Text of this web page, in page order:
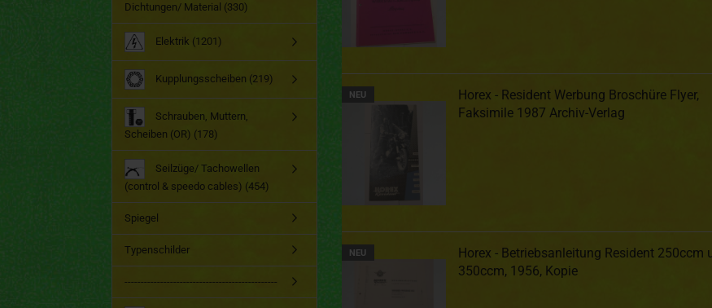
NEU
Horex - Resident Werbung Broschüre Flyer,
Faksimile 1987 Archiv-Verlag
NEU
Horex - Betriebsanleitung Resident 250ccm
350ccm, 1956, Kopie
Dichtungen/ Material (330)
Elektrik (1201)
Kupplungsscheiben (219)
Schrauben, Muttern,
Scheiben (OR) (178)
Seilzüge/ Tachowellen
(control & speedo cables) (454)
Spiegel
Typenschilder
-----------------------------------------------